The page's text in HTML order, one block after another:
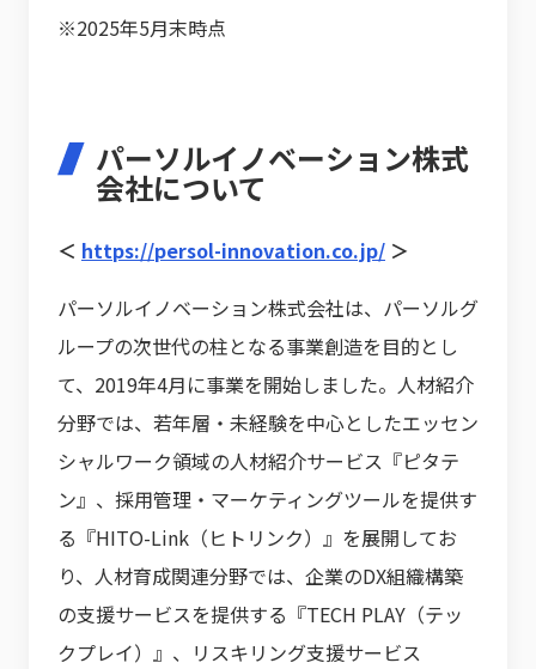
※2025年5月末時点
パーソルイノベーション株式
会社について
＜ https://persol-innovation.co.jp/ ＞
パーソルイノベーション株式会社は、パーソルグ
ループの次世代の柱となる事業創造を目的とし
て、2019年4月に事業を開始しました。人材紹介
分野では、若年層・未経験を中心としたエッセン
シャルワーク領域の人材紹介サービス『ピタテ
ン』、採用管理・マーケティングツールを提供す
る『HITO-Link（ヒトリンク）』を展開してお
り、人材育成関連分野では、企業のDX組織構築
の支援サービスを提供する『TECH PLAY（テッ
クプレイ）』、リスキリング支援サービス